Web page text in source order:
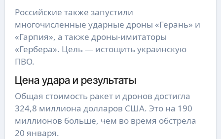
Российские также запустили
многочисленные ударные дроны «Герань» и
«Гарпия», а также дроны-имитаторы
«Гербера». Цель — истощить украинскую
ПВО.
Цена удара и результаты
Общая стоимость ракет и дронов достигла
324,8 миллиона долларов США. Это на 190
миллионов больше, чем во время обстрела
20 января.